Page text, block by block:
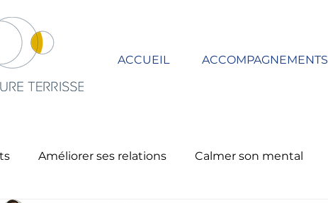
ACCUEIL ACCOMPAGNEMENTS
Améliorer ses relations Calmer son mental